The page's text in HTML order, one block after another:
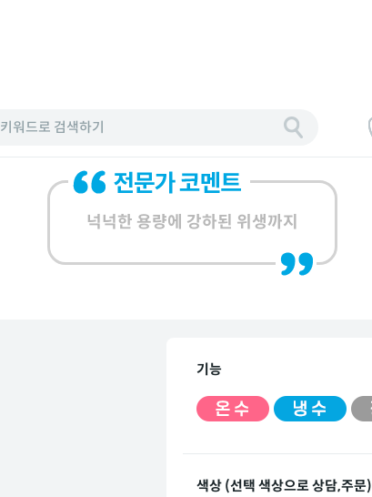
키워드로 검색하기
넉넉한 용량에 강하된 위생까지
기능
색상 (선택 색상으로 상담,주문)